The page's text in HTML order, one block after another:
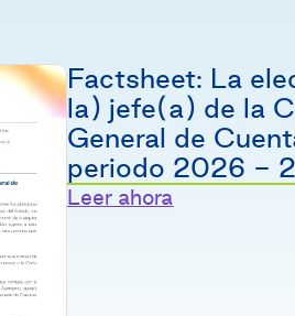
Factsheet: La
la) jefe(a) de la
General de
periodo 2026 -
Leer ahora